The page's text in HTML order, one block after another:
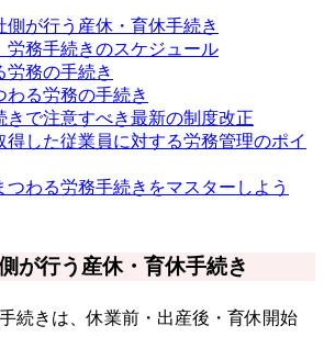
側が行う産休・育休手続き
労務手続きのスケジュール
労務の手続き
わる労務の手続き
きで注意すべき最新の制度改正
得した従業員に対する労務管理のポイ
つわる労務手続きをマスターしよう
が行う産休・育休手続き
続きは、休業前・出産後・育休開始